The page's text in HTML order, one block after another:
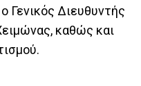
Γενικός Διευθυντής
καθώς και